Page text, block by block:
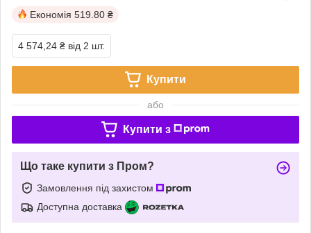
Економія 519.80 ₴
4 574,24 ₴ від 2 шт.
Купити
або
Купити з
Що таке купити з Пром?
Замовлення під захистом
Доступна доставка